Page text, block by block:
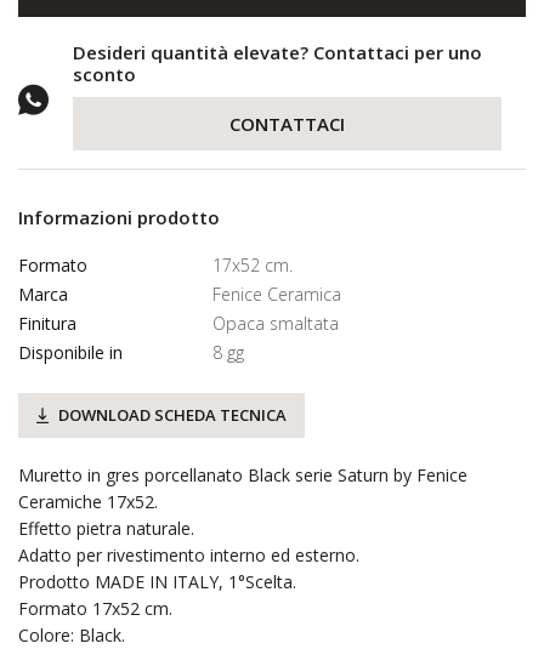
Desideri quantità elevate? Contattaci per uno
sconto
CONTATTACI
Informazioni prodotto
Formato
17x52 cm.
Marca
Fenice Ceramica
Finitura
Opaca smaltata
Disponibile in
8 gg
DOWNLOAD SCHEDA TECNICA
Muretto in gres porcellanato Black serie Saturn by Fenice
Ceramiche 17x52.
Effetto pietra naturale.
Adatto per rivestimento interno ed esterno.
Prodotto MADE IN ITALY, 1°Scelta.
Formato 17x52 cm.
Colore: Black.